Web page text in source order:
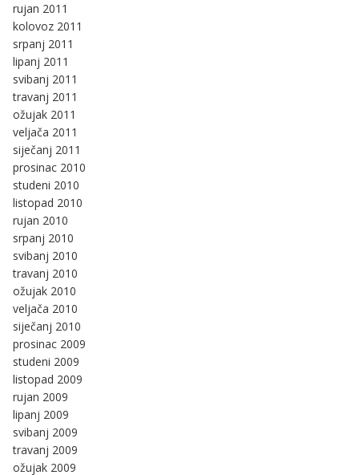
rujan 2011
kolovoz 2011
srpanj 2011
lipanj 2011
svibanj 2011
travanj 2011
ožujak 2011
veljača 2011
siječanj 2011
prosinac 2010
studeni 2010
listopad 2010
rujan 2010
srpanj 2010
svibanj 2010
travanj 2010
ožujak 2010
veljača 2010
siječanj 2010
prosinac 2009
studeni 2009
listopad 2009
rujan 2009
lipanj 2009
svibanj 2009
travanj 2009
ožujak 2009